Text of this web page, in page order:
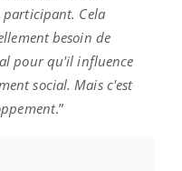
Cela
besoin de
pour qu'il influence
social. Mais c'est
.”